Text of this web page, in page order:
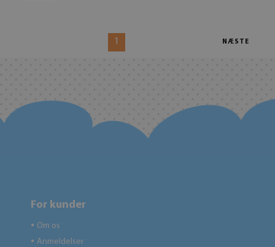
1 NÆSTE
For kunder
● Om os
● Anmeldelser